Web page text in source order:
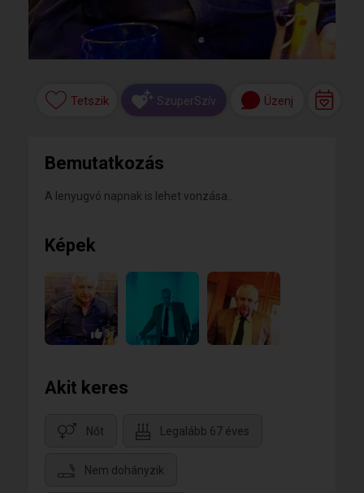
Tetszik SzuperSzív Üzenj
Bemutatkozás
A lenyugvó napnak is lehet vonzása..
Képek
3
Akit keres
Nőt Legalább 67 éves
Nem dohányzik